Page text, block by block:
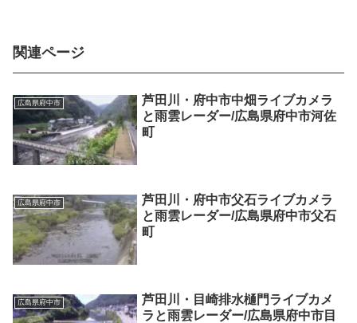
関連ページ
広島県府中市
芦田川・府中市中畑ライブカメラ
と雨雲レーダー/広島県府中市河佐
町
広島県府中市
芦田川・府中市父石ライブカメラ
と雨雲レーダー/広島県府中市父石
町
広島県府中市
芦田川・目崎排水樋門ライブカメ
ラと雨雲レーダー/広島県府中市目